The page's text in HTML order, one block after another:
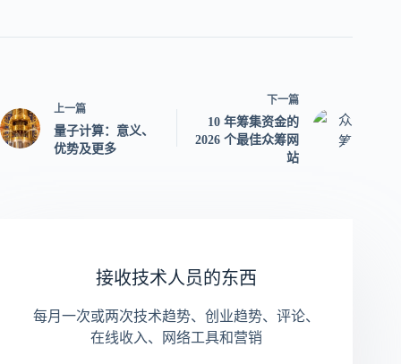
上一篇
量子计算：意义、
优势及更多
下一篇
10 年筹集资金的
2026 个最佳众筹网
站
接收技术人员的东西
每月一次或两次技术趋势、创业趋势、评论、
在线收入、网络工具和营销